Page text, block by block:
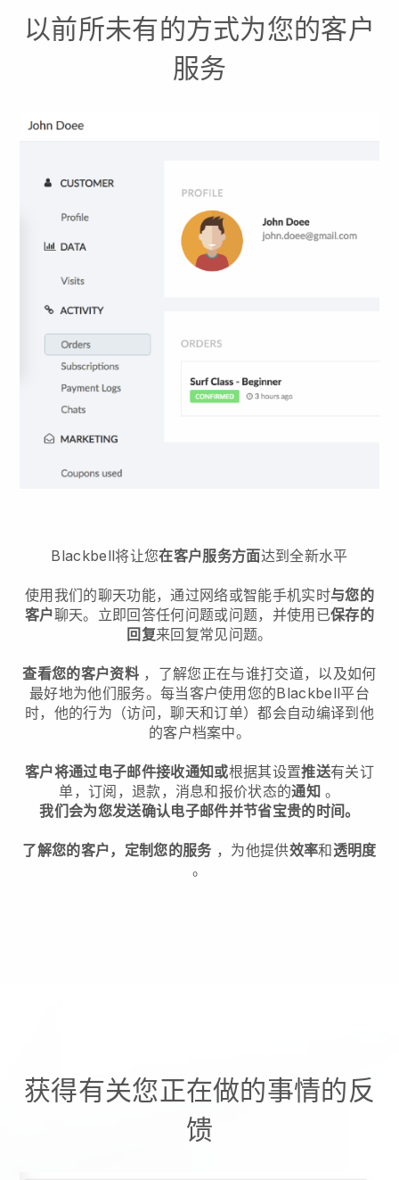
以前所未有的方式为您的客户
服务
Blackbell将让您在客户服务方面达到全新水平
使用我们的聊天功能，通过网络或智能手机实时与您的
客户聊天。立即回答任何问题或问题，并使用已保存的
回复来回复常见问题。
查看您的客户资料 ，了解您正在与谁打交道，以及如何
最好地为他们服务。每当客户使用您的Blackbell平台
时，他的行为（访问，聊天和订单）都会自动编译到他
的客户档案中。
客户将通过电子邮件接收通知或根据其设置推送有关订
单，订阅，退款，消息和报价状态的通知 。
我们会为您发送确认电子邮件并节省宝贵的时间。
了解您的客户，定制您的服务 ，为他提供效率和透明度
。
获得有关您正在做的事情的反
馈